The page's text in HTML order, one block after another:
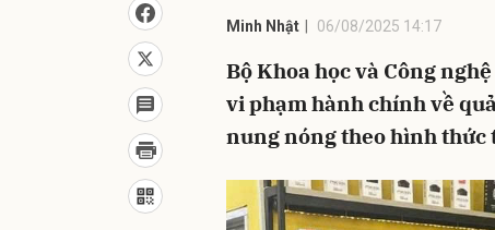
Minh Nhật 06/08/2025 14:17
Bộ Khoa học và Công
vi phạm hành chính về
nung nóng theo hình thức